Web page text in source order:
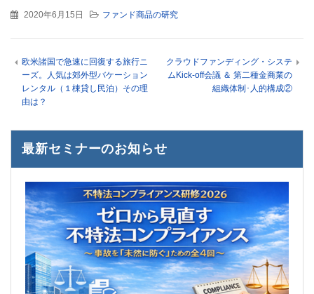
2020年6月15日 ファンド商品の研究
欧米諸国で急速に回復する旅行ニ
ーズ。人気は郊外型バケーション
レンタル（１棟貸し民泊）その理
由は？
クラウドファンディング・システ
ムKick-off会議 ＆ 第二種金商業の
組織体制･人的構成②
最新セミナーのお知らせ